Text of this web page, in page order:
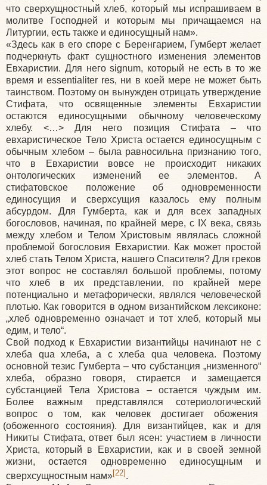
что сверхущностный хлеб, который мы испрашиваем в
молитве Господней и которым мы причащаемся на
Литургии, есть также и единосущный нам».
«Здесь как в его споре с Беренгарием, Гумберт желает
подчеркнуть факт сущностного изменения элементов
Евхаристии. Для него signum, который не есть в то же
время и essentialiter res, ни в коей мере не может быть
таинством. Поэтому он вынужден отрицать утверждение
Стифата, что освященные элементы Евхаристии
остаются единосущными обычному человеческому
хлебу. <…> Для него позиция Стифата – что
евхаристическое Тело Христа остается единосущным с
обычным хлебом – была равносильна признанию того,
что в Евхаристии вовсе не происходит никаких
онтологических изменений ее элементов. А
стифатовское положение об одновременности
единосущия и сверхсущия казалось ему полным
абсурдом. Для Гумберта, как и для всех западных
богословов, начиная, по крайней мере, с IX века, связь
между хлебом и Телом Христовым являлась сложной
проблемой богословия Евхаристии. Как может простой
хлеб стать Телом Христа, нашего Спасителя? Для греков
этот вопрос не составлял большой проблемы, потому
что хлеб в их представлении, по крайней мере
потенциально и метафорически, являлся человеческой
плотью. Как говорится в одном византийском лексиконе:
„хлеб одновременно означает и тот хлеб, который мы
едим, и тело“.
Свой подход к Евхаристии византийцы начинают не с
хлеба qua хлеба, а с хлеба qua человека. Поэтому
основной тезис Гумберта – что субстанция „низменного“
хлеба, образно говоря, стирается и замещается
субстанцией Тела Христова – остается чуждым им.
Более важным представлялся сотериологический
вопрос о том, как человек достигает обожения
(обоженного состояния). Для византийцев, как и для
Никиты Стифата, ответ был ясен: участием в личности
Христа, который в Евхаристии, как и в своей земной
жизни, остается одновременно единосущным и
сверхсущностным нам»[22].